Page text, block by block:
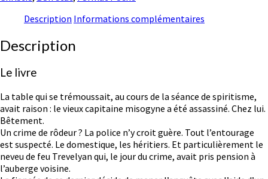
Description Informations complémentaires
Description
Le livre
La table qui se trémoussait, au cours de la séance de spiritisme,
avait raison : le vieux capitaine misogyne a été assassiné. Chez lui.
Bêtement.
Un crime de rôdeur ? La police n’y croit guère. Tout l’entourage
est suspecté. Le domestique, les héritiers. Et particulièrement le
neveu de feu Trevelyan qui, le jour du crime, avait pris pension à
l’auberge voisine.